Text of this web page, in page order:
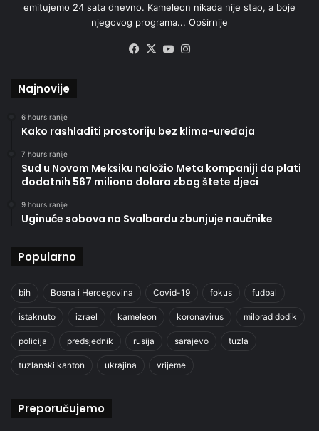
emitujemo 24 sata dnevno. Kameleon nikada nije stao, a boje
njegovog programa... Opširnije
Facebook
X YouTube
Najnovije
6 hours ranije
Kako rashladiti prostoriju bez klima-uređaja
7 hours ranije
Sud u Novom Meksiku naložio Meta kompaniji da plati
dodatnih 567 miliona dolara zbog štete djeci
9 hours ranije
Uginuće sobova na Svalbardu zbunjuje naučnike
Popularno
bih Bosna i Hercegovina Covid-19 fokus fudbal
istaknuto izrael kameleon koronavirus milorad dodik
policija predsjednik rusija sarajevo tuzla
tuzlanski kanton ukrajina vrijeme
Preporučujemo